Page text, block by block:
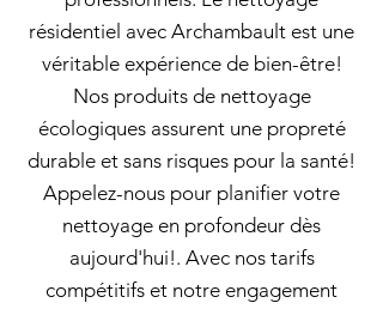
résidentiel avec Archambault est une
véritable expérience de bien-être!
Nos produits de nettoyage
écologiques assurent une propreté
durable et sans risques pour la santé!
Appelez-nous pour planifier votre
nettoyage en profondeur dès
aujourd'hui!. Avec nos tarifs
compétitifs et notre engagement